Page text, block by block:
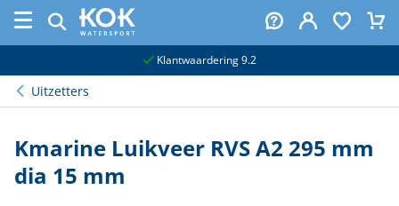
Klantwaardering 9.2
Uitzetters
Kmarine Luikveer RVS A2 295 mm
dia 15 mm